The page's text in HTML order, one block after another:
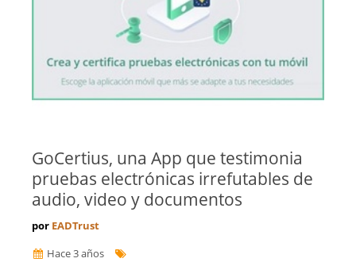
GoCertius, una App que testimonia
pruebas electrónicas irrefutables de
audio, video y documentos
por EADTrust
Hace 3 años